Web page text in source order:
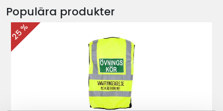
Populära produkter
25 %